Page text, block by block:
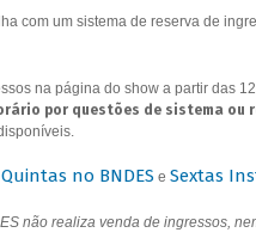
com um sistema de reserva de
na página do show a partir das
por questões de sistema ou
Quintas no BNDES e Sextas
não realiza venda de ingressos,